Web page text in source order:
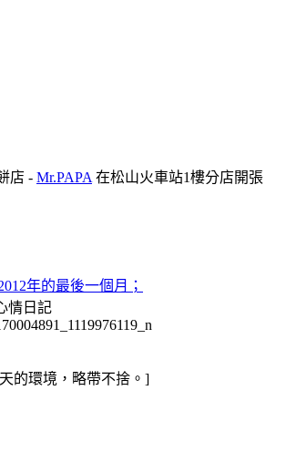
店 - Mr.PAPA 在松山火車站1樓分店開張
年的最後一個月；
情日記
的環境，略帶不捨。]